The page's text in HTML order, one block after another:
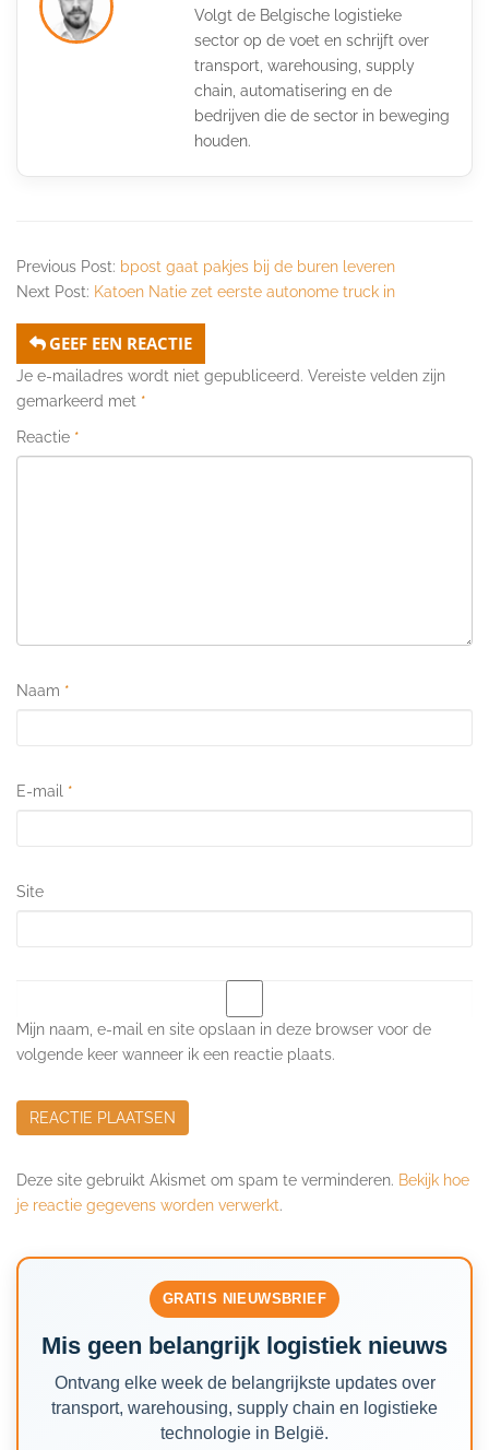
Volgt de Belgische logistieke
sector op de voet en schrijft over
transport, warehousing, supply
chain, automatisering en de
bedrijven die de sector in beweging
houden.
Previous Post: bpost gaat pakjes bij de buren leveren
Next Post: Katoen Natie zet eerste autonome truck in
GEEF EEN REACTIE
Je e-mailadres wordt niet gepubliceerd. Vereiste velden zijn
gemarkeerd met *
Reactie *
Naam *
E-mail *
Site
Mijn naam, e-mail en site opslaan in deze browser voor de
volgende keer wanneer ik een reactie plaats.
Deze site gebruikt Akismet om spam te verminderen. Bekijk hoe
je reactie gegevens worden verwerkt.
GRATIS NIEUWSBRIEF
Mis geen belangrijk logistiek nieuws
Ontvang elke week de belangrijkste updates over
transport, warehousing, supply chain en logistieke
technologie in België.